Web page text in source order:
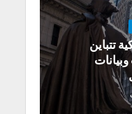
تتباين